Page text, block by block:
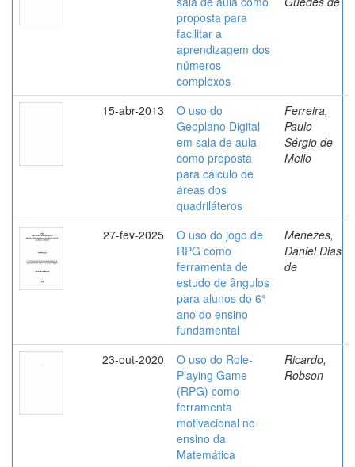
proposta para
facilitar a
aprendizagem dos
números
complexos
15-abr-2013
O uso do
Geoplano Digital
em sala de aula
como proposta
para cálculo de
áreas dos
quadriláteros
Ferreira,
Paulo
Sérgio de
Mello
27-fev-2025
O uso do jogo de
RPG como
ferramenta de
estudo de ângulos
para alunos do 6°
ano do ensino
fundamental
Menezes,
Daniel Dias
de
23-out-2020
O uso do Role-
Playing Game
(RPG) como
ferramenta
motivacional no
ensino da
Matemática
Ricardo,
Robson